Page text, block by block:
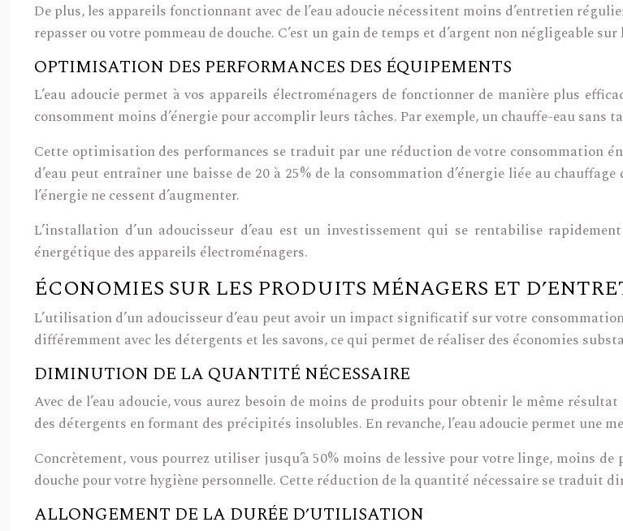
De plus, les appareils fonctionnant avec de l’eau adoucie nécessitent moins d’entretien
repasser ou votre pommeau de douche. C’est un gain de temps et d’argent non négligeable
OPTIMISATION DES PERFORMANCES DES ÉQUIPEMENTS
L’eau adoucie permet à vos appareils électroménagers de fonctionner de manière plus
consomment moins d’énergie pour accomplir leurs tâches. Par exemple, un chauffe-eau sans
Cette optimisation des performances se traduit par une réduction de votre consommation
d’eau peut entraîner une baisse de 20 à 25% de la consommation d’énergie liée au
l’énergie ne cessent d’augmenter.
L’installation d’un adoucisseur d’eau est un investissement qui se rentabilise
énergétique des appareils électroménagers.
ÉCONOMIES SUR LES PRODUITS MÉNAGERS ET
L’utilisation d’un adoucisseur d’eau peut avoir un impact significatif sur votre
différemment avec les détergents et les savons, ce qui permet de réaliser des économies
DIMINUTION DE LA QUANTITÉ NÉCESSAIRE
Avec de l’eau adoucie, vous aurez besoin de moins de produits pour obtenir le même
des détergents en formant des précipités insolubles. En revanche, l’eau adoucie permet une
Concrètement, vous pourrez utiliser jusqu’à 50% moins de lessive pour votre linge, moins
douche pour votre hygiène personnelle. Cette réduction de la quantité nécessaire se traduit
ALLONGEMENT DE LA DURÉE D’UTILISATION